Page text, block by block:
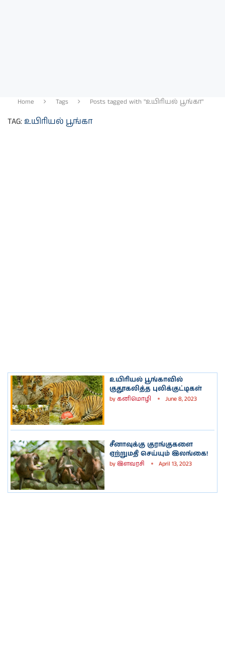
Home Tags Posts tagged with "உயிரியல் பூங்கா"
TAG: உயிரியல் பூங்கா
உயிரியல் பூங்காவில்
குதூகலித்த புலிக்குட்டிகள்
byகனிமொழி June 8, 2023
சீனாவுக்கு குரங்குகளை
ஏற்றுமதி செய்யும் இலங்கை!
byஇளவரசி April 13, 2023